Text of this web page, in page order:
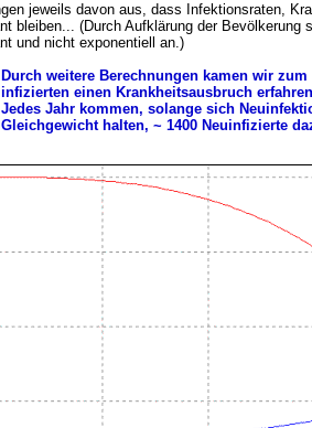
jeweils davon aus, dass Infektionsraten,
bleiben... (Durch Aufklärung der Bevölkerung
und nicht exponentiell an.)
Durch weitere Berechnungen kamen wir
infizierten einen Krankheitsausbruch
Jedes Jahr kommen, solange sich
Gleichgewicht halten, ~ 1400 Neuinfizierte